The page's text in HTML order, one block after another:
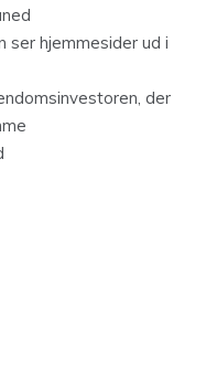
ser hjemmesider ud i
der